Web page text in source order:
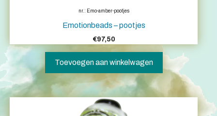
nr.: Emo-amber-pootjes
Emotionbeads – pootjes
€97,50
Toevoegen aan winkelwagen